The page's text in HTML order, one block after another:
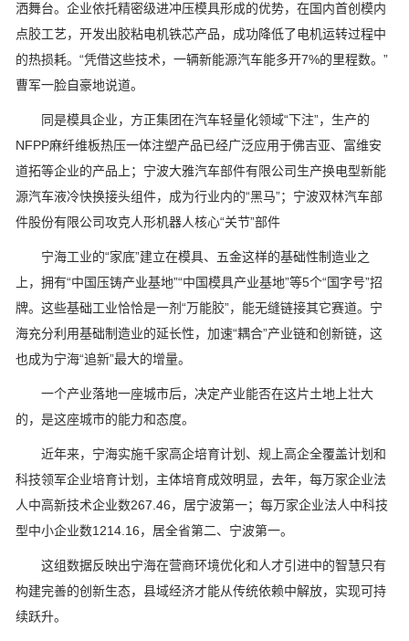
洒舞台。企业依托精密级进冲压模具形成的优势，在国内首创模内
点胶工艺，开发出胶粘电机铁芯产品，成功降低了电机运转过程中
的热损耗。“凭借这些技术，一辆新能源汽车能多开7%的里程数。”
曹军一脸自豪地说道。
同是模具企业，方正集团在汽车轻量化领域“下注”，生产的
NFPP麻纤维板热压一体注塑产品已经广泛应用于佛吉亚、富维安
道拓等企业的产品上；宁波大雅汽车部件有限公司生产换电型新能
源汽车液冷快换接头组件，成为行业内的“黑马”；宁波双林汽车部
件股份有限公司攻克人形机器人核心“关节”部件
宁海工业的“家底”建立在模具、五金这样的基础性制造业之
上，拥有“中国压铸产业基地”“中国模具产业基地”等5个“国字号”招
牌。这些基础工业恰恰是一剂“万能胶”，能无缝链接其它赛道。宁
海充分利用基础制造业的延长性，加速“耦合”产业链和创新链，这
也成为宁海“追新”最大的增量。
一个产业落地一座城市后，决定产业能否在这片土地上壮大
的，是这座城市的能力和态度。
近年来，宁海实施千家高企培育计划、规上高企全覆盖计划和
科技领军企业培育计划，主体培育成效明显，去年，每万家企业法
人中高新技术企业数267.46，居宁波第一；每万家企业法人中科技
型中小企业数1214.16，居全省第二、宁波第一。
这组数据反映出宁海在营商环境优化和人才引进中的智慧只有
构建完善的创新生态，县域经济才能从传统依赖中解放，实现可持
续跃升。